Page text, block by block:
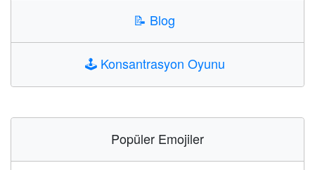
📝 Blog
🕹️ Konsantrasyon Oyunu
Popüler Emojiler